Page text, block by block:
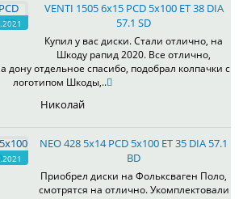
VENTI 1505 6x15 PCD 5x100 ET 38 DIA
57.1 SD
Купил у вас диски. Стали отлично, на
Шкоду рапид 2020. Все отлично,
дону отдельное спасибо, подобрал колпачки с
логотипом Шкоды,..
Николай
NEO 428 5x14 PCD 5x100 ET 35 DIA 57.1
BD
Приобрел диски на Фольксваген Поло,
смотрятся на отлично. Укомплектовали